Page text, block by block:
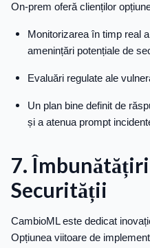
On-prem oferă clienților
Monitorizarea în timp real
amenințări potențiale de
Evaluări regulate ale
Un plan bine definit de
și a atenua prompt
7.
Securității
CambioML este dedicat
Opțiunea viitoare de